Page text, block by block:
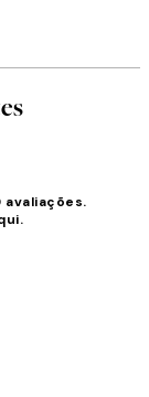
avaliações.